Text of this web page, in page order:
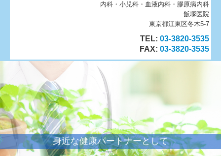
地図、交通案内
個人情報保護方針
インフルエンザワクチン
内科・小児科・血液内科・膠原病内科
飯塚医院
東京都江東区冬木5-7
TEL: 03-3820-3535
FAX: 03-3820-3535
身近な健康パートナーとして